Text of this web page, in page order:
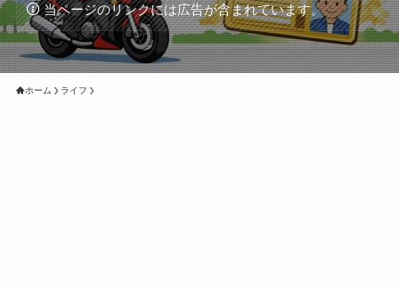
当ページのリンクには広告が含まれています。
ホーム ライフ